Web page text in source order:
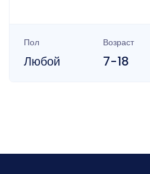
Пол
Любой
Возраст
7-18